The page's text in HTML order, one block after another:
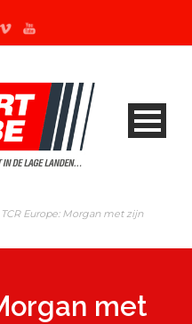
TCR Europe: Morgan met zijn
met